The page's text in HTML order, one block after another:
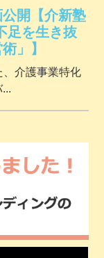
開【介新塾
足を生き抜
」】
、介護事業特化